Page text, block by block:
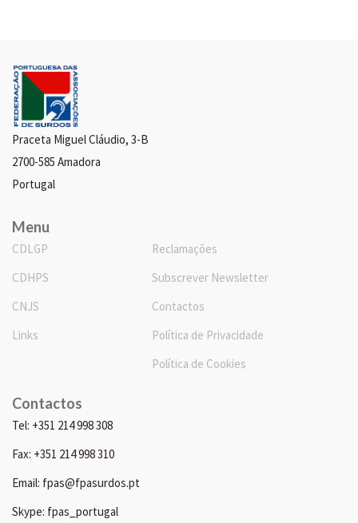
Praceta Miguel Cláudio, 3-B
2700-585 Amadora
Portugal
Menu
CDLGP
CDHPS
CNJS
Links
Reclamações
Subscrever Newsletter
Contactos
Política de Privacidade
Política de Cookies
Contactos
Tel: +351 214 998 308
Fax: +351 214 998 310
Email: fpas@fpasurdos.pt
Skype: fpas_portugal